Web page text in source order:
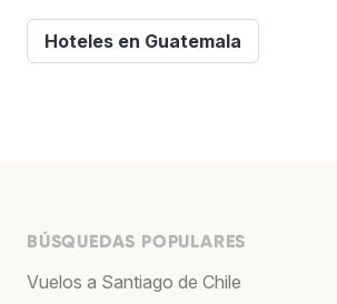
Hoteles en Guatemala
BÚSQUEDAS POPULARES
Vuelos a Santiago de Chile